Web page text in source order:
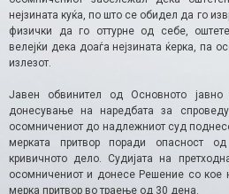
нејзината куќа, по што се обидел да го
физички да го оттурне од себе,
велејќи дека доаѓа нејзината ќерка, па
излезот.
Јавен обвинител од Основното јавно
донесување на наредбата за
осомничениот до надлежниот суд
мерката притвор поради опасност
кривичното дело. Судијата на
осомничениот и донесе Решение со кое
мерка притвор во траење од 30 дена.